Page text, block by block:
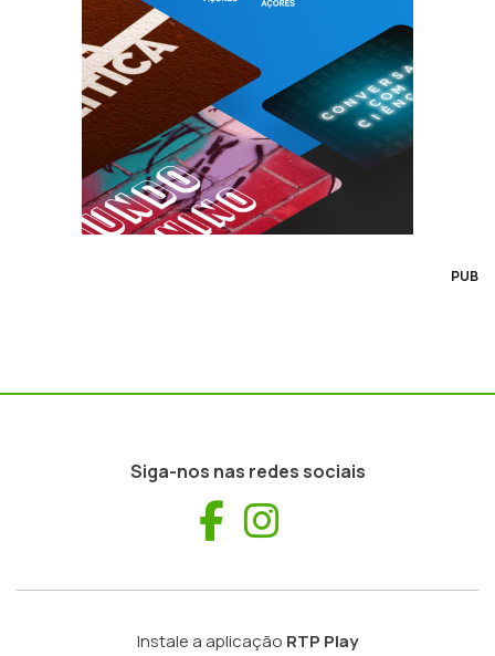
PUB
Siga-nos nas redes sociais
Facebook
Instale a aplicação RTP Play